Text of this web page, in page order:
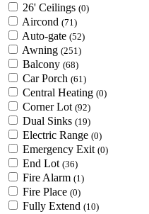
26' Ceilings (0)
Aircond (71)
Auto-gate (52)
Awning (251)
Balcony (68)
Car Porch (61)
Central Heating (0)
Corner Lot (92)
Dual Sinks (19)
Electric Range (0)
Emergency Exit (0)
End Lot (36)
Fire Alarm (1)
Fire Place (0)
Fully Extend (10)